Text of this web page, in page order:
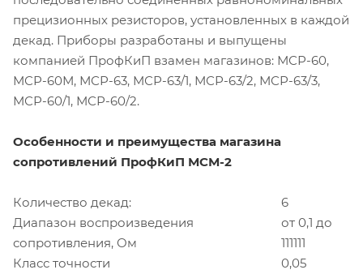
прецизионных резисторов, установленных в каждой
декад. Приборы разработаны и выпущены
компанией ПрофКиП взамен магазинов: МСР-60,
МСР-60М, МСР-63, МСР-63/1, МСР-63/2, МСР-63/3,
МСР-60/1, МСР-60/2.
Особенности и преимущества магазина
сопротивлений ПрофКиП МСМ-2
Количество декад:
6
Диапазон воспроизведения
сопротивления, Ом
от 0,1 до
111111
Класс точности
0,05